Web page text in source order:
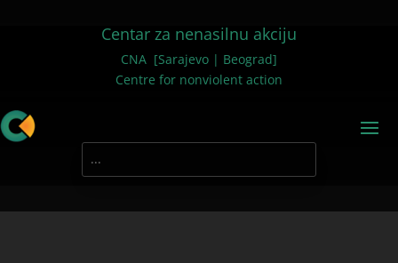
Centar za nenasilnu akciju
CNA [Sarajevo | Beograd]
Centre for nonviolent action